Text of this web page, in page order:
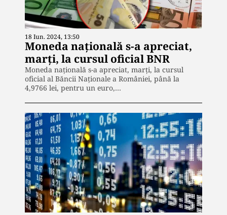
18 Iun. 2024, 13:50
Moneda națională s-a apreciat,
marți, la cursul oficial BNR
Moneda națională s-a apreciat, marți, la cursul
oficial al Băncii Naționale a României, până la
4,9766 lei, pentru un euro,…